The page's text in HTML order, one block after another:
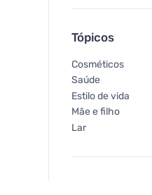
Tópicos
Cosméticos
Saúde
Estilo de vida
Mãe e filho
Lar